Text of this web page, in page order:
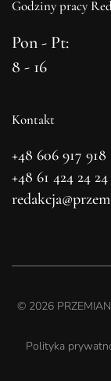
Godziny pracy
Pon - Pt:
8 - 16
Kontakt
+48 606 917 918
+48 61 424 24 24
© 2026
Polityka